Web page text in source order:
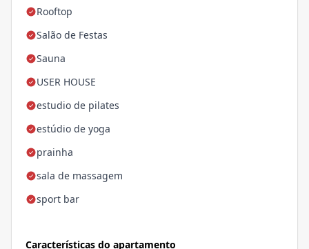
Rooftop
Salão de Festas
Sauna
USER HOUSE
estudio de pilates
estúdio de yoga
prainha
sala de massagem
sport bar
Características do apartamento